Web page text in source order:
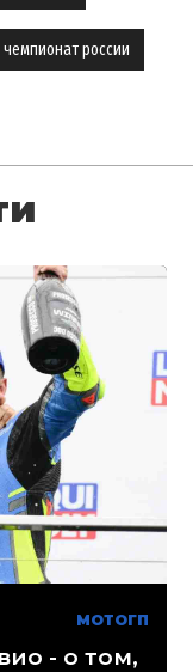
чемпионат россии
МОТОГП
- о том,